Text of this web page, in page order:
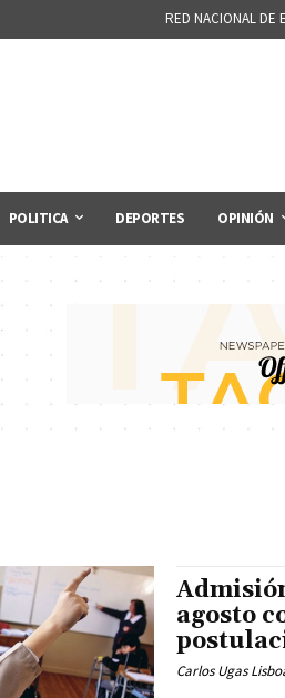
RED NACIONAL DE
POLITICA DEPORTES OPINIÓN
agosto
Carlos Ugas